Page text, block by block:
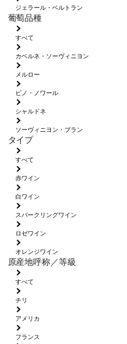
ジェラール・ベルトラン
葡萄品種
すべて
カベルネ・ソーヴィニヨン
メルロー
ピノ・ノワール
シャルドネ
ソーヴィニヨン・ブラン
タイプ
すべて
赤ワイン
白ワイン
スパークリングワイン
ロゼワイン
オレンジワイン
原産地呼称／等級
すべて
チリ
アメリカ
フランス